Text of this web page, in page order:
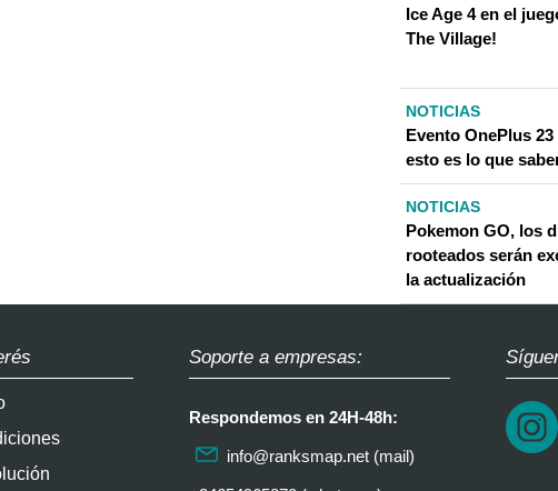
Ice Age 4 en el
The Village!
NOTICIAS
Evento OnePlus
esto es lo que
NOTICIAS
Pokemon GO, los
rooteados serán
la actualización
Soporte a empresas:
Respondemos en 24H-48h:
info@ranksmap.net (mail)